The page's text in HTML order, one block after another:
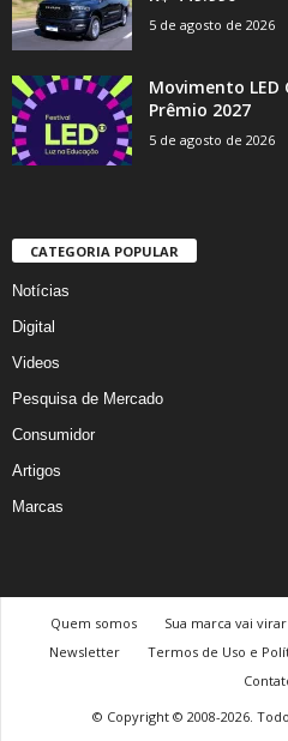
5 de agosto de 2026
Movimento LED
Prêmio 2027
5 de agosto de 2026
CATEGORIA POPULAR
Notícias
Digital
Videos
Pesquisa de Mercado
Consumidor
Artigos
Marcas
Quem somos Sua marca vai
Newsletter
Termos de Uso e
© Copyright © 2008-2026.